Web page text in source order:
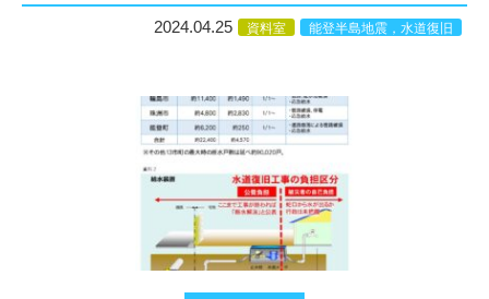
2024.04.25 資料室 能登半島地震，水道復旧